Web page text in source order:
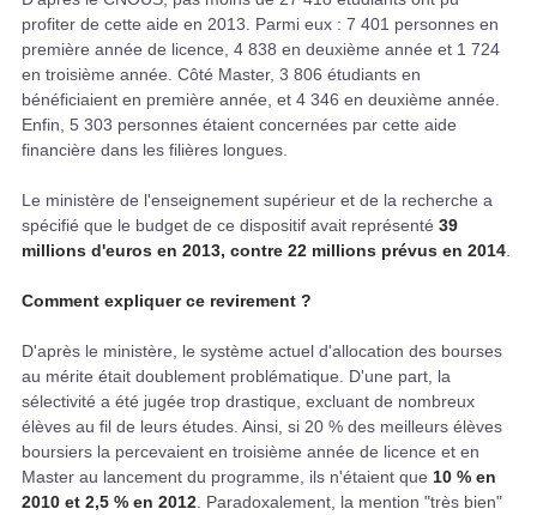
profiter de cette aide en 2013. Parmi eux : 7 401 personnes en
première année de licence, 4 838 en deuxième année et 1 724
en troisième année. Côté Master, 3 806 étudiants en
bénéficiaient en première année, et 4 346 en deuxième année.
Enfin, 5 303 personnes étaient concernées par cette aide
financière dans les filières longues.
Le ministère de l'enseignement supérieur et de la recherche a
spécifié que le budget de ce dispositif avait représenté 39
millions d'euros en 2013, contre 22 millions prévus en 2014
Comment expliquer ce revirement ?
D'après le ministère, le système actuel d'allocation des bourses
au mérite était doublement problématique. D'une part, la
sélectivité a été jugée trop drastique, excluant de nombreux
élèves au fil de leurs études. Ainsi, si 20 % des meilleurs élèves
boursiers la percevaient en troisième année de licence et en
Master au lancement du programme, ils n'étaient que 10 % en
2010 et 2,5 % en 2012 . Paradoxalement, la mention "très bien"